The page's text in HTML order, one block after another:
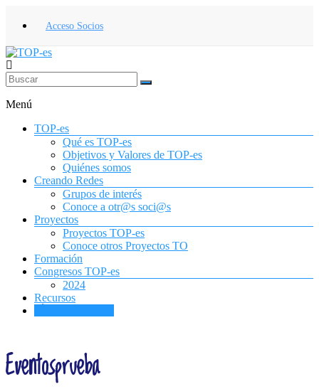
Acceso Socios
TOP-
Asociación
Española
Ocupacional
para
Infancia
Adolescencia
Menú
TOP-es
Qué es TOP-es
Objetivos y Valores de TOP-es
Quiénes somos
Creando Redes
Grupos de interés
Conoce a otr@s soci@s
Proyectos
Proyectos TOP-es
Conoce otros Proyectos TO
Formación
Congresos TOP-es
2024
Recursos
Eventosprueba